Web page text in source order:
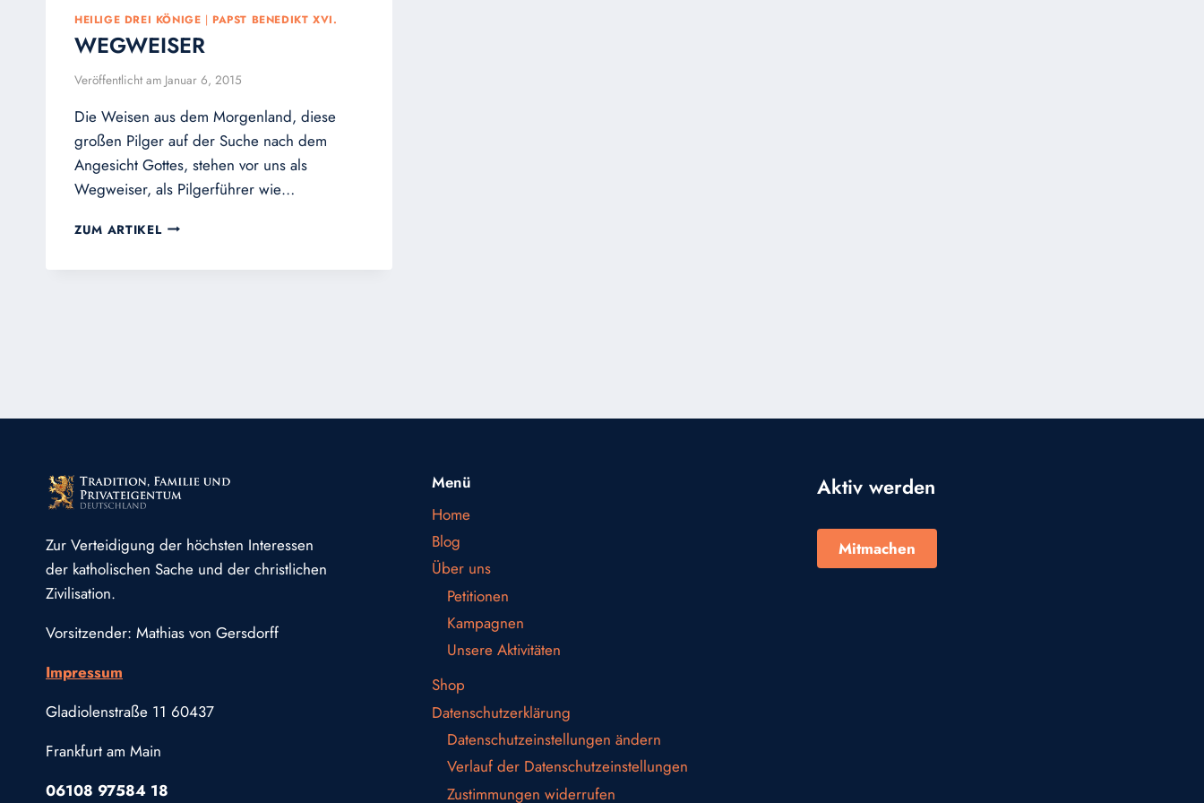
HEILIGE DREI KÖNIGE | PAPST BENEDIKT XVI.
WEGWEISER
Veröffentlicht am Januar 6, 2015
Die Weisen aus dem Morgenland, diese
großen Pilger auf der Suche nach dem
Angesicht Gottes, stehen vor uns als
Wegweiser, als Pilgerführer wie…
ZUM ARTIKEL WEGWEISER
Zur Verteidigung der höchsten Interessen
der katholischen Sache und der christlichen
Zivilisation.
Vorsitzender: Mathias von Gersdorff
Impressum
Gladiolenstraße 11 60437
Frankfurt am Main
06108 97584 18
Menü
Home
Blog
Über uns
Petitionen
Kampagnen
Unsere Aktivitäten
Shop
Datenschutzerklärung
Datenschutzeinstellungen ändern
Verlauf der Datenschutzeinstellungen
Zustimmungen widerrufen
Aktiv werden
Mitmachen